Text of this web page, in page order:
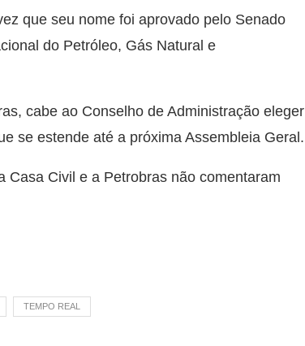
que seu nome foi aprovado pelo Senado
do Petróleo, Gás Natural e
cabe ao Conselho de Administração eleger
se estende até a próxima Assembleia Geral.
Casa Civil e a Petrobras não comentaram
TEMPO REAL